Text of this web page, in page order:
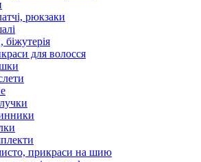
рюкзаки
для волосся
прикраси на шию